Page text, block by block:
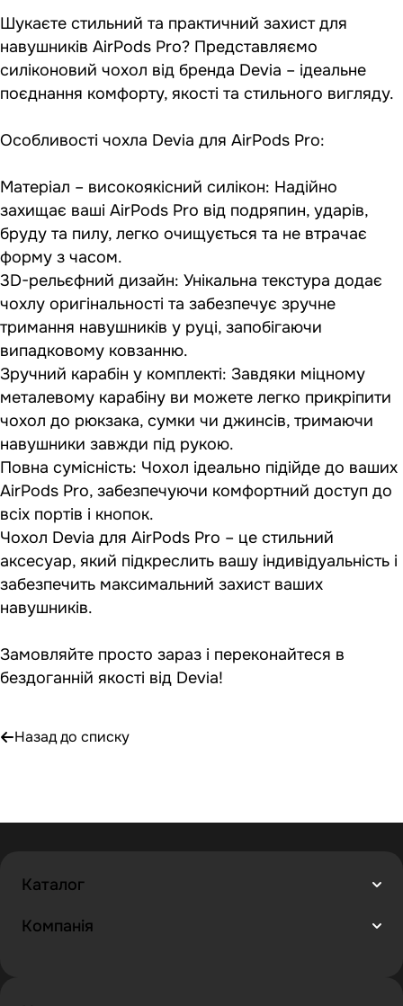
Шукаєте стильний та практичний захист для
навушників AirPods Pro? Представляємо
силіконовий чохол від бренда Devia – ідеальне
поєднання комфорту, якості та стильного вигляду.
Особливості чохла Devia для AirPods Pro:
Матеріал – високоякісний силікон: Надійно
захищає ваші AirPods Pro від подряпин, ударів,
бруду та пилу, легко очищується та не втрачає
форму з часом.
3D-рельєфний дизайн: Унікальна текстура додає
чохлу оригінальності та забезпечує зручне
тримання навушників у руці, запобігаючи
випадковому ковзанню.
Зручний карабін у комплекті: Завдяки міцному
металевому карабіну ви можете легко прикріпити
чохол до рюкзака, сумки чи джинсів, тримаючи
навушники завжди під рукою.
Повна сумісність: Чохол ідеально підійде до ваших
AirPods Pro, забезпечуючи комфортний доступ до
всіх портів і кнопок.
Чохол Devia для AirPods Pro – це стильний
аксесуар, який підкреслить вашу індивідуальність і
забезпечить максимальний захист ваших
навушників.
Замовляйте просто зараз і переконайтеся в
бездоганній якості від Devia!
Назад до списку
Каталог
Компанія